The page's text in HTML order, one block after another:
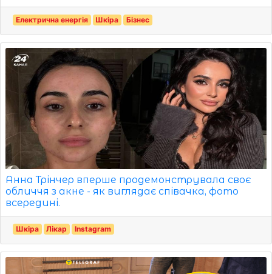
Електрична енергія Шкіра Бізнес
Анна Трінчер вперше продемонструвала своє
обличчя з акне - як виглядає співачка, фото
всередині.
Шкіра Лікар Instagram